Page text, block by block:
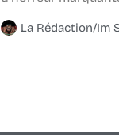
La Rédaction/Im